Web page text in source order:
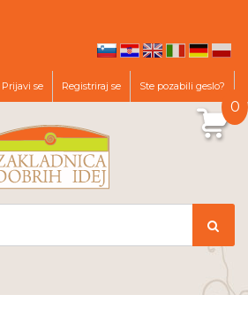
de pl
Prijavi se Registriraj se Ste pozabili geslo?
0